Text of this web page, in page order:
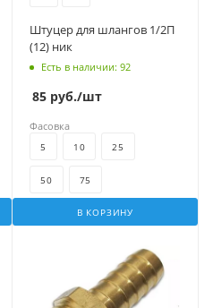
Штуцер для шлангов 1/2П
(12) ник
Есть в наличии: 92
85 руб./шт
В КОРЗИНУ
Фасовка
5 10 25
50 75